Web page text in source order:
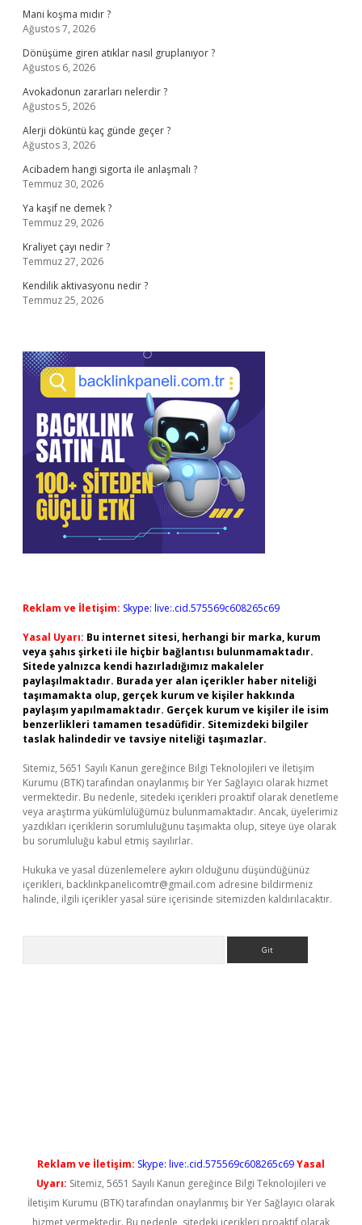
Mani koşma mıdır ?
Ağustos 7, 2026
Dönüşüme giren atıklar nasıl gruplanıyor ?
Ağustos 6, 2026
Avokadonun zararları nelerdir ?
Ağustos 5, 2026
Alerji döküntü kaç günde geçer ?
Ağustos 3, 2026
Acibadem hangi sigorta ile anlaşmalı ?
Temmuz 30, 2026
Ya kaşif ne demek ?
Temmuz 29, 2026
Kraliyet çayı nedir ?
Temmuz 27, 2026
Kendilik aktivasyonu nedir ?
Temmuz 25, 2026
Reklam ve İletişim: Skype: live:.cid.575569c608265c69
Yasal Uyarı: Bu internet sitesi, herhangi bir marka, kurum
veya şahıs şirketi ile hiçbir bağlantısı bulunmamaktadır.
Sitede yalnızca kendi hazırladığımız makaleler
paylaşılmaktadır. Burada yer alan içerikler haber niteliği
taşımamakta olup, gerçek kurum ve kişiler hakkında
paylaşım yapılmamaktadır. Gerçek kurum ve kişiler ile isim
benzerlikleri tamamen tesadüfidir. Sitemizdeki bilgiler
taslak halindedir ve tavsiye niteliği taşımazlar.
Sitemiz, 5651 Sayılı Kanun gereğince Bilgi Teknolojileri ve İletişim
Kurumu (BTK) tarafından onaylanmış bir Yer Sağlayıcı olarak hizmet
vermektedir. Bu nedenle, sitedeki içerikleri proaktif olarak denetleme
veya araştırma yükümlülüğümüz bulunmamaktadır. Ancak, üyelerimiz
yazdıkları içeriklerin sorumluluğunu taşımakta olup, siteye üye olarak
bu sorumluluğu kabul etmiş sayılırlar.
Hukuka ve yasal düzenlemelere aykırı olduğunu düşündüğünüz
içerikleri, backlinkpanelicomtr@gmail.com adresine bildirmeniz
halinde, ilgili içerikler yasal süre içerisinde sitemizden kaldırılacaktır.
Reklam ve İletişim: Skype: live:.cid.575569c608265c69Yasal
Uyarı: Sitemiz, 5651 Sayılı Kanun gereğince Bilgi Teknolojileri ve
İletişim Kurumu (BTK) tarafından onaylanmış bir Yer Sağlayıcı olarak
hizmet vermektedir. Bu nedenle, sitedeki içerikleri proaktif olarak